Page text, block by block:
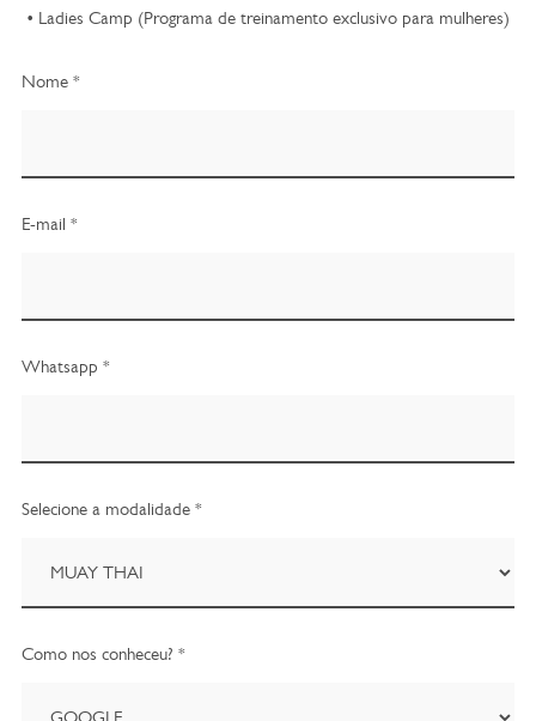
• Ladies Camp (Programa de treinamento exclusivo para mulheres)
Nome *
E-mail *
Whatsapp *
Selecione a modalidade *
Como nos conheceu? *